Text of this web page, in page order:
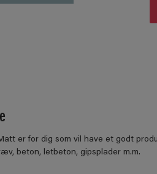
er for dig som vil have et godt
beton, letbeton, gipsplader m.m.